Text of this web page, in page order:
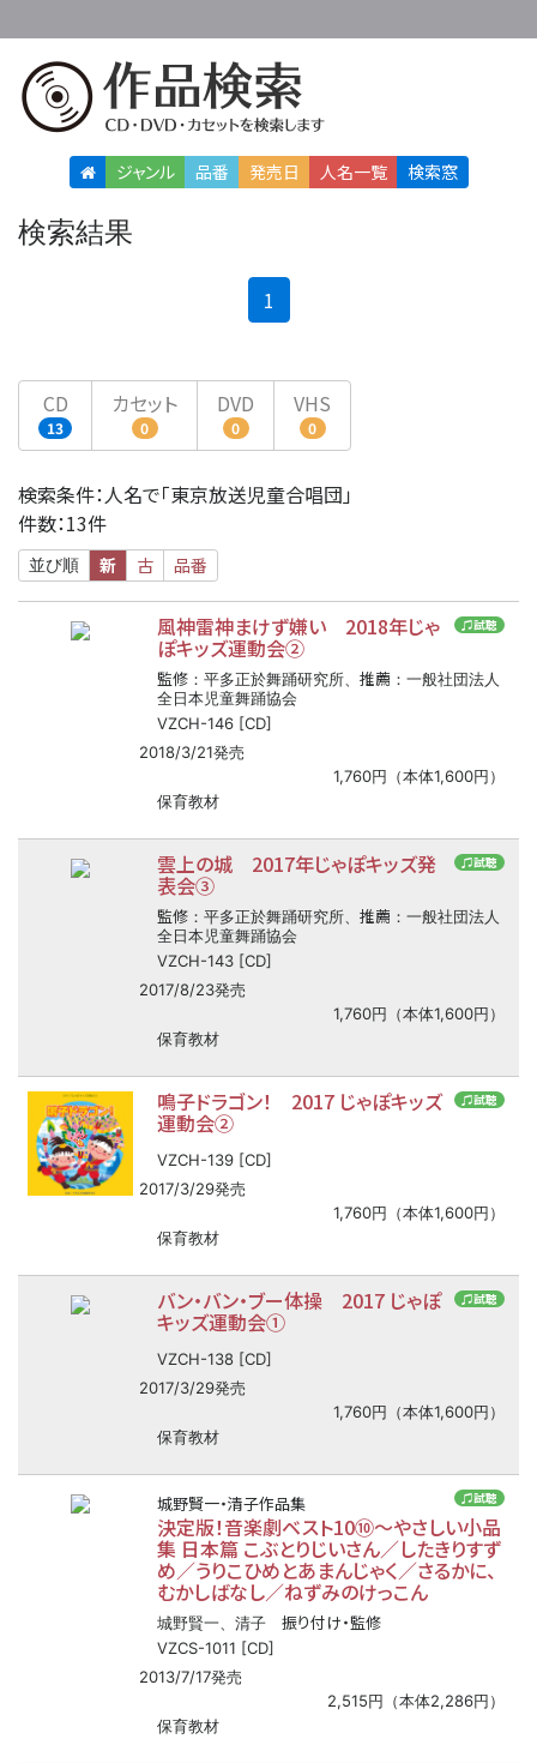
ジャンル 品番 発売日 人名一覧 検索窓
検索結果
1
CD
13
カセット
0
DVD
0
VHS
0
検索条件：人名で「東京放送児童合唱団」
件数：13件
並び順 新 古 品番
♫試聴
風神雷神まけず嫌い 2018年じゃ
ぽキッズ運動会②
監修 ：平多正於舞踊研究所、 推薦 ：一般社団法人
全日本児童舞踊協会
VZCH-146 [CD]
2018/3/21発売
1,760円（本体1,600円）
保育教材
♫試聴
雲上の城 2017年じゃぽキッズ発
表会③
監修 ：平多正於舞踊研究所、 推薦 ：一般社団法人
全日本児童舞踊協会
VZCH-143 [CD]
2017/8/23発売
1,760円（本体1,600円）
保育教材
♫試聴
鳴子ドラゴン！ 2017 じゃぽキッズ
運動会②
VZCH-139 [CD]
2017/3/29発売
1,760円（本体1,600円）
保育教材
♫試聴
バン・バン・ブー体操 2017 じゃぽ
キッズ運動会①
VZCH-138 [CD]
2017/3/29発売
1,760円（本体1,600円）
保育教材
♫試聴
城野賢一・清子作品集
決定版！音楽劇ベスト10⑩〜やさしい小品
集 日本篇 こぶとりじいさん／したきりすず
め／うりこひめとあまんじゃく／さるかに、
むかしばなし／ねずみのけっこん
城野賢一、清子 振り付け・監修
VZCS-1011 [CD]
2013/7/17発売
2,515円（本体2,286円）
保育教材